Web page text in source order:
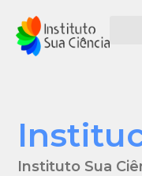
Instituto Sua